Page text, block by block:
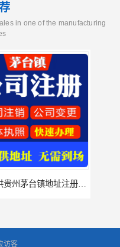
in one of the manufacturing
访客